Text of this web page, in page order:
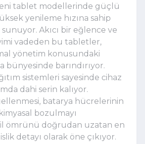
tablet modellerinde güçlü
yenileme hızına sahip
Akıcı bir eğlence ve
vadeden bu tabletler,
yönetim konusundaki
bünyesinde barındırıyor.
sistemleri sayesinde cihaz
dahi serin kalıyor.
batarya hücrelerinin
bozulmayı
ömrünü doğrudan uzatan en
detayı olarak öne çıkıyor.